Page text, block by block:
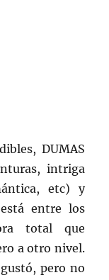
DUMAS
intriga
etc) y
entre los
total que
a otro nivel.
pero no